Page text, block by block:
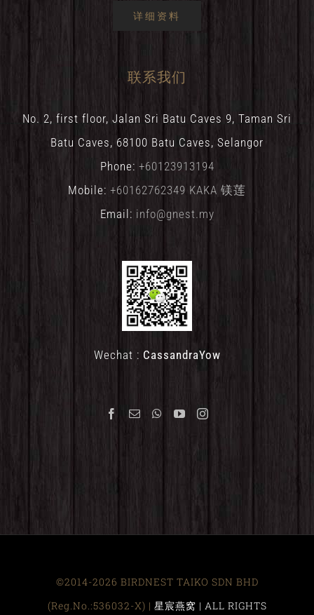
详细资料
联系我们
No. 2, first floor, Jalan Sri Batu Caves 9, Taman Sri
Batu Caves, 68100 Batu Caves, Selangor
Phone: +60123913194
Mobile: +60162762349 KAKA 镁莲
Email: info@gnest.my
Wechat : CassandraYow
©2014-2026 BIRDNEST TAIKO SDN BHD
(Reg.No.:536032-X) | 星宸燕窝 | ALL RIGHTS